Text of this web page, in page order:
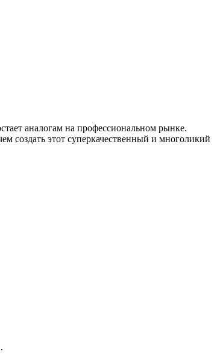
аналогам на профессиональном рынке.
создать этот суперкачественный и многоликий